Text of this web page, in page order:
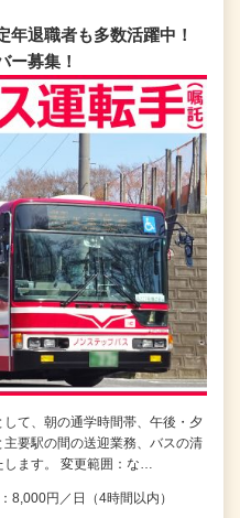
年退職者も多数活躍中！
ー募集！
て、朝の通学時間帯、午後・夕
要駅の間の送迎業務、バスの清
します。 変更範囲：な…
円／日（4時間以内）